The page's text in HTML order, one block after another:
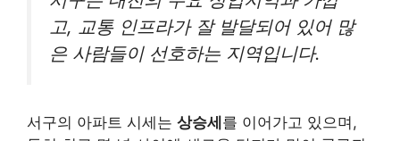
고, 교통 인프라가 잘 발달되어 있어 많
은 사람들이 선호하는 지역입니다.
서구의 아파트 시세는 상승세 를 이어가고 있으며,